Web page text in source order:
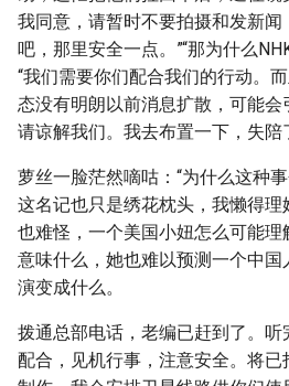
我同意，请暂时不要拍摄和发新
吧，那里安全一点。”“那为什么
“我们需要你们配合我们的行动。
态没有明朗以前消息扩散，可能
请谅解我们。我去布置一下，失陪
萝丝一脸茫然嘀咕：“为什么这种
这名记也只是绣花枕头，我懒得
也难怪，一个美国小妞怎么可能
意味什么，她也难以预测一个中
演变成什么。
拨通总部电话，老编已赶到了。听
配合，见机行事，注意安全。将